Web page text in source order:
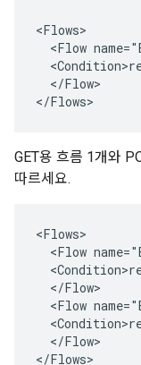
<Flows>
<Flow
  </Flow>
</Flows>
GET용 흐름 1개와
따르세요.
<Flows>
<Flow
  </Flow>
<Flow
  </Flow>
</Flows>